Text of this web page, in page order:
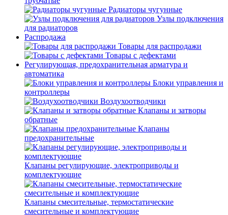
Радиаторы чугунные
Узлы подключения
для радиаторов
Распродажа
Товары для распродажи
Товары с дефектами
Регулирующая, предохранительная арматура и
автоматика
Блоки управления и
контроллеры
Воздухоотводчики
Клапаны и затворы
обратные
Клапаны
предохранительные
Клапаны регулирующие, электроприводы и
комплектующие
Клапаны смесительные, термостатические
смесительные и комплектующие